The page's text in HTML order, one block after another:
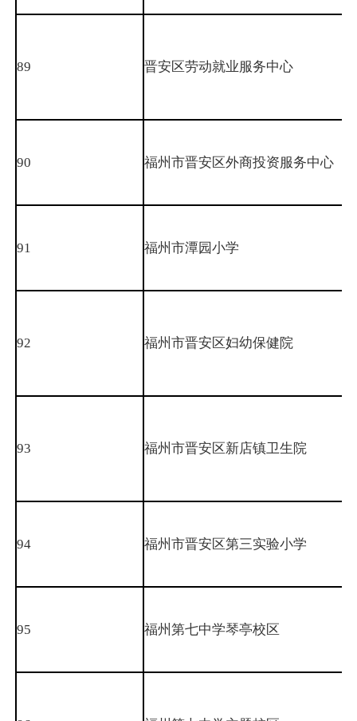
89 晋安区劳动就业服务中心
90 福州市晋安区外商投资服务中心
91 福州市潭园小学
92 福州市晋安区妇幼保健院
93 福州市晋安区新店镇卫生院
94 福州市晋安区第三实验小学
95 福州第七中学琴亭校区